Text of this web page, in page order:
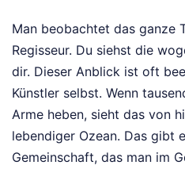
Man beobachtet das ganze
Regisseur. Du siehst die
dir. Dieser Anblick ist oft
Künstler selbst. Wenn
Arme heben, sieht das von
lebendiger Ozean. Das gibt
Gemeinschaft, das man im